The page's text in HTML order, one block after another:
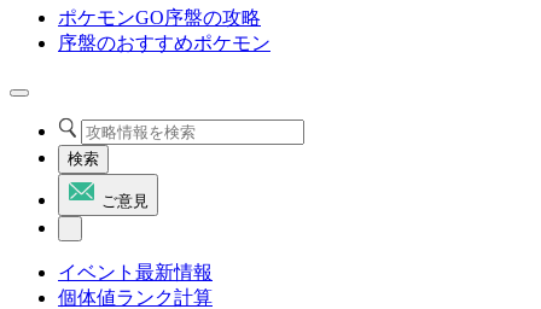
ポケモンGO序盤の攻略
序盤のおすすめポケモン
検索
ご意見
イベント最新情報
個体値ランク計算